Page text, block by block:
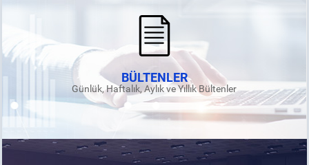
BÜLTENLER
Günlük, Haftalık, Aylık ve Yıllık Bültenler